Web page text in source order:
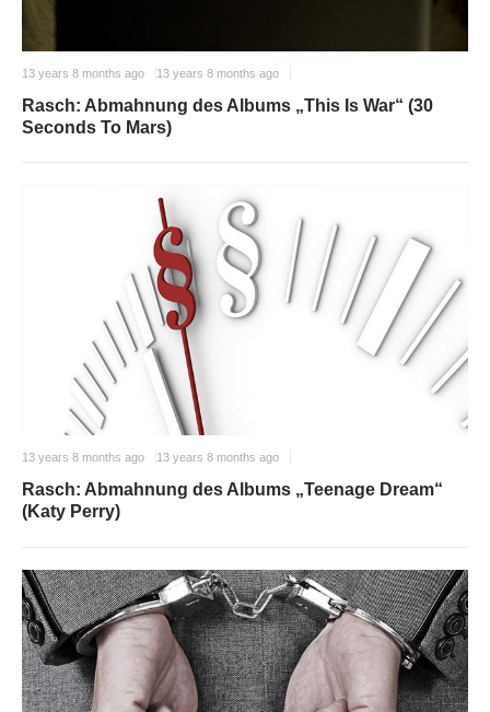
13 years 8 months ago 13 years 8 months ago
Rasch: Abmahnung des Albums „This Is War“ (30
Seconds To Mars)
13 years 8 months ago 13 years 8 months ago
Rasch: Abmahnung des Albums „Teenage Dream“
(Katy Perry)